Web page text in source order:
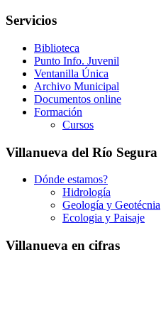
Servicios
Biblioteca
Punto Info. Juvenil
Ventanilla Única
Archivo Municipal
Documentos online
Formación
Cursos
Villanueva del Río Segura
Dónde estamos?
Hidrología
Geología y Geotécnia
Ecologia y Paisaje
Villanueva en cifras